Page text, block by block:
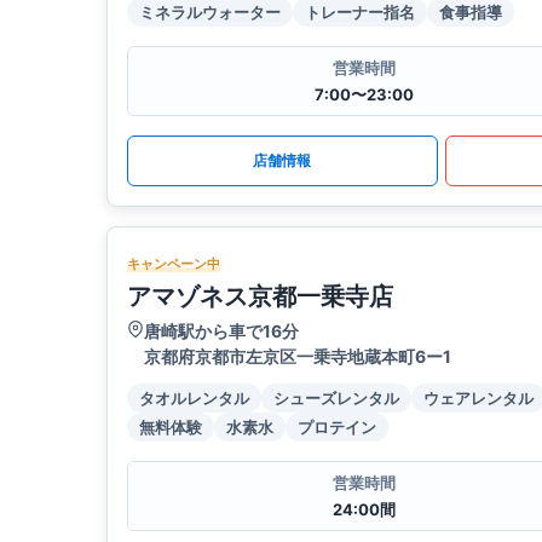
ミネラルウォーター トレーナー指名 食事指導
営業時間
7:00〜23:00
店舗情報
キャンペーン中
アマゾネス京都一乗寺店
唐崎駅から車で16分
京都府京都市左京区一乗寺地蔵本町6ー1
タオルレンタル シューズレンタル
ウェアレンタル
無料体験
水素水 プロテイン
営業時間
24:00間